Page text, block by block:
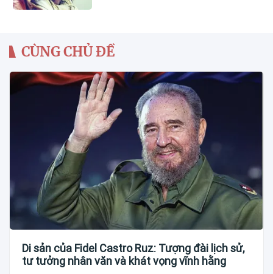
CÙNG CHỦ ĐỀ
Di sản của Fidel Castro Ruz: Tượng đài lịch sử,
tư tưởng nhân văn và khát vọng vĩnh hằng